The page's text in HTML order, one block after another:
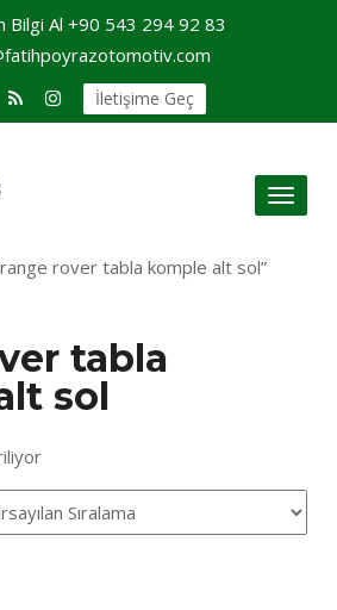
Bilgi Al +90 543 294 92 83
İletişime Geç
Toggle
rover tabla komple alt sol”
tabla
sol